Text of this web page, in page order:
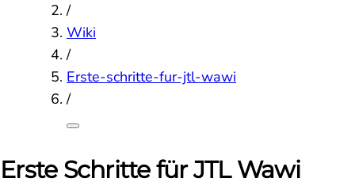
/
Wiki
/
Erste-schritte-fur-jtl-wawi
/
Erste Schritte für JTL Wawi